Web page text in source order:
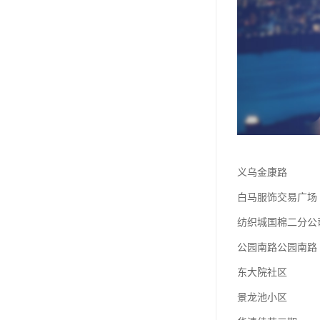
义乌金康路
白马服饰交易广场
纺织城国棉二分公
公园南路公园南路
东大院社区
景龙池小区